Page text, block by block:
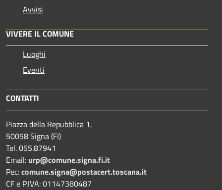
Avvisi
VIVERE IL COMUNE
Luoghi
Eventi
CONTATTI
Piazza della Repubblica 1,
50058 Signa (FI)
Tel. 055.87941
Email: urp@comune.signa.fi.it
Pec:comune.signa@postacert.toscana.it
CF e P.IVA: 01147380487